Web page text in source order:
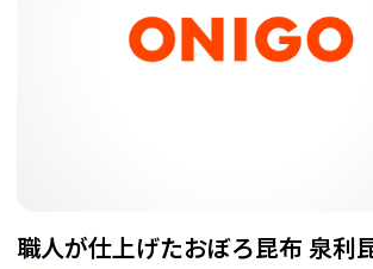
職人が仕上げたおぼろ昆布 泉利